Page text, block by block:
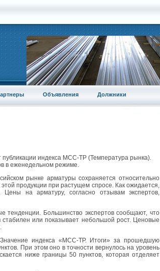
Объявления Должники
публикации индекса МСС-ТР (Температура рынка).
в еженедельном режиме.
рынке арматуры сохраняется относительно
продукции при растущем спросе. Как ожидается,
на арматуру, согласно отзывам экспертов,
тенденции. Большинство экспертов сообщают, что
или показывает небольшой рост. Ценовые
индекса «МСС-ТР. Итоги» за прошедшую
При этом оно в точности вернулось на уровень
ниже границы 50 пунктов, которая отделяет